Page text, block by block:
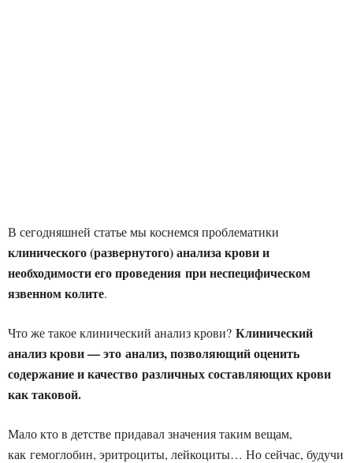
В сегодняшней статье мы коснемся проблематики
клинического (развернутого) анализа крови и
необходимости его проведения при неспецифическом
язвенном колите.
Что же такое клинический анализ крови? Клинический
анализ крови — это анализ, позволяющий оценить
содержание и качество различных составляющих крови
как таковой.
Мало кто в детстве придавал значения таким вещам,
как гемоглобин, эритроциты, лейкоциты… Но сейчас, будучи